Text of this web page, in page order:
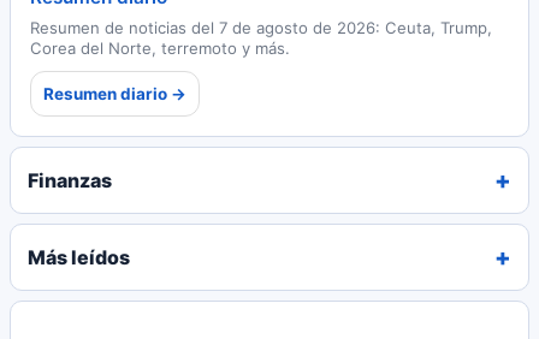
Resumen de noticias del 7 de agosto de 2026: Ceuta, Trump,
Corea del Norte, terremoto y más.
Resumen diario →
Finanzas
Más leídos